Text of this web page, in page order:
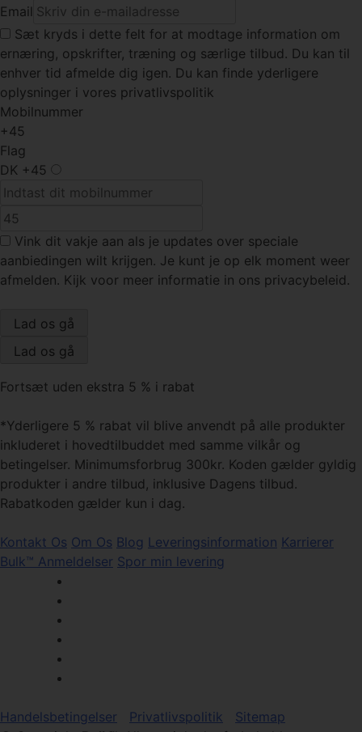
Email
Sæt kryds i dette felt for at modtage information om
ernæring, opskrifter, træning og særlige tilbud. Du kan til
enhver tid afmelde dig igen. Du kan finde yderligere
oplysninger i vores privatlivspolitik
Mobilnummer
+45
Flag
DK +45
Vink dit vakje aan als je updates over speciale
aanbiedingen wilt krijgen. Je kunt je op elk moment weer
afmelden. Kijk voor meer informatie in ons privacybeleid.
Fortsæt uden ekstra 5 % i rabat
*Yderligere 5 % rabat vil blive anvendt på alle produkter
inkluderet i hovedtilbuddet med samme vilkår og
betingelser. Minimumsforbrug 300kr. Koden gælder gyldig
produkter i andre tilbud, inklusive Dagens tilbud.
Rabatkoden gælder kun i dag.
Kontakt Os Om Os Blog Leveringsinformation Karrierer
Bulk™ Anmeldelser Spor min levering
Handelsbetingelser Privatlivspolitik
Sitemap